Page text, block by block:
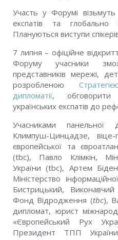
Участь у Форумі
експатів та глобально
Плануються виступи
7 липня – офіційне
Форуму учасники
представників мережі,
розробленою
дипломатії, обговорити
українських експатів до
Учасниками панельної
Климпуш-Цинцадзе, віце-
європейської та
(tbc), Павло Клімкін,
України (tbc), Артем
Міністерство
Бистрицький,
Фонд Відродження (tbc),
дипломат, юрист
«Європейський Рух
Президент ТПП